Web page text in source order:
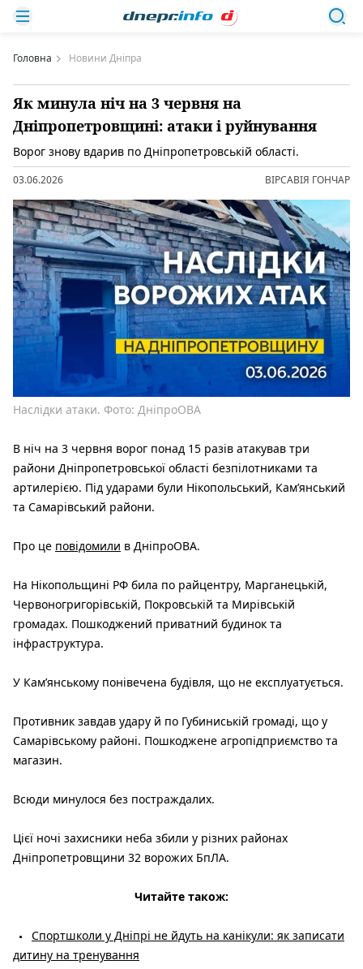
Головна Новини Дніпра
Як минула ніч на 3 червня на
Дніпропетровщині: атаки і руйнування
Ворог знову вдарив по Дніпропетровській області.
03.06.2026 ВІРСАВІЯ ГОНЧАР
Наслідки атаки. Фото: ДніпроОВА
В ніч на 3 червня ворог понад 15 разів атакував три
райони Дніпропетровської області безпілотниками та
артилерією. Під ударами були Нікопольський, Камʼянський
та Самарівський райони.
Про це повідомили в ДніпроОВА.
На Нікопольщині РФ била по райцентру, Марганецькій,
Червоногригорівській, Покровській та Мирівській
громадах. Пошкоджений приватний будинок та
інфраструктура.
У Кам’янському понівечена будівля, що не експлуатується.
Противник завдав удару й по Губиниській громаді, що у
Самарівському районі. Пошкоджене агропідприємство та
магазин.
Всюди минулося без постраждалих.
Цієї ночі захисники неба збили у різних районах
Дніпропетровщини 32 ворожих БпЛА.
Читайте також:
Спортшколи у Дніпрі не йдуть на канікули: як записати
дитину на тренування